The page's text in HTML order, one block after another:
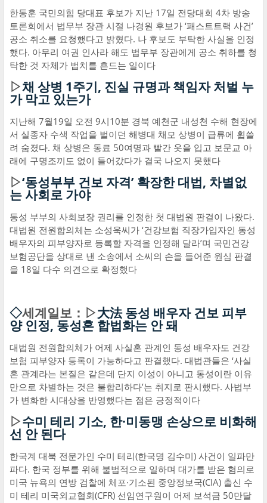
한동훈 국민의힘 당대표 후보가 지난 17일 전당대회 4차 방송
토론회에서 법무부 장관 시절 나경원 후보가 ‘패스트트랙 사건’
공소 취소를 요청했다고 밝혔다. 나 후보도 부탁한 사실을 인정
했다. 아무리 여권 인사라 해도 법무부 장관에게 공소 취하를 청
탁한 것 자체가 법치를 흔드는 일이다
▷채 상병 1주기, 진실 규명과 책임자 처벌 누
가 막고 있는가
지난해 7월19일 오전 9시10분 경북 예천군 내성천 수해 현장에
서 실종자 수색 작업을 벌이던 해병대 채모 상병이 급류에 휩쓸
려 숨졌다. 채 상병은 동료 50여명과 빨간 옷을 입고 보문교 아
래에 구명조끼도 없이 들어갔다가 결국 나오지 못했다
▷‘동성부부 건보 자격’ 확장한 대법, 차별없
는 사회로 가야
동성 부부의 사회보장 권리를 인정한 첫 대법원 판결이 나왔다.
대법원 전원합의체는 소성욱씨가 ‘건강보험 직장가입자인 동성
배우자의 피부양자로 등록할 자격을 인정해 달라’며 국민건강
보험공단을 상대로 낸 소송에서 소씨의 손을 들어준 원심 판결
을 18일 다수 의견으로 확정했다
◇세계일보：▷大法 동성 배우자 건보 피부
양 인정, 동성혼 합법화는 안 돼
대법원 전원합의체가 어제 사실혼 관계인 동성 배우자도 건강
보험 피부양자 등록이 가능하다고 판결했다. 대법관들은 ‘사실
혼 관계라는 본질은 같은데 단지 이성이 아니고 동성이란 이유
만으로 차별하는 것은 불합리하다’는 취지로 판시했다. 사법부
가 변화한 시대상을 반영했다는 점은 긍정적이다
▷수미 테리 기소, 한·미동맹 손상으로 비화해
선 안 된다
한국계 대북 전문가인 수미 테리(한국명 김수미) 사건이 일파만
파다. 한국 정부를 위해 불법적으로 일하며 대가를 받은 혐의로
미국 뉴욕의 연방 검찰에 체포·기소된 중앙정보국(CIA) 출신 수
미 테리 미국외교협회(CFR) 선임연구원이 어제 보석금 50만달